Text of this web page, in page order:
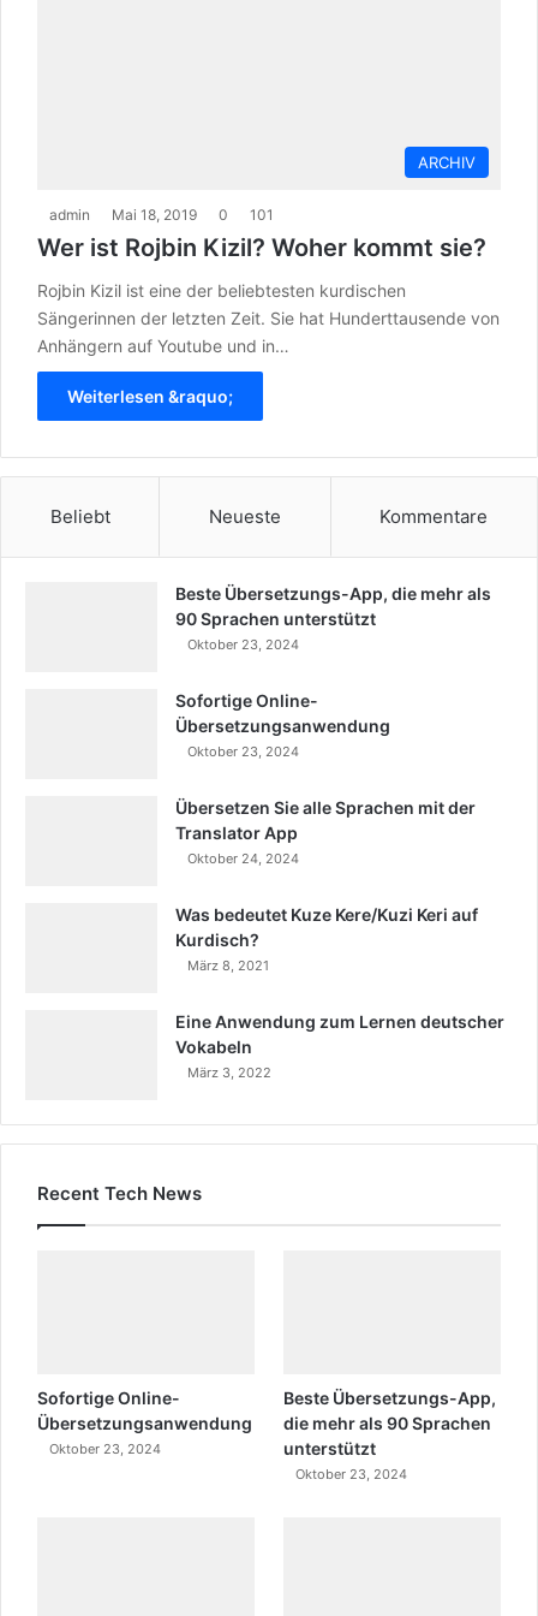
ARCHIV
admin Mai 18, 2019 0 101
Wer ist Rojbin Kizil? Woher kommt sie?
Rojbin Kizil ist eine der beliebtesten kurdischen
Sängerinnen der letzten Zeit. Sie hat Hunderttausende von
Anhängern auf Youtube und in…
Weiterlesen &raquo;
Beliebt Neueste Kommentare
Beste Übersetzungs-App, die mehr als
90 Sprachen unterstützt
Oktober 23, 2024
Sofortige Online-
Übersetzungsanwendung
Oktober 23, 2024
Übersetzen Sie alle Sprachen mit der
Translator App
Oktober 24, 2024
Was bedeutet Kuze Kere/Kuzi Keri auf
Kurdisch?
März 8, 2021
Eine Anwendung zum Lernen deutscher
Vokabeln
März 3, 2022
Recent Tech News
Sofortige Online-
Übersetzungsanwendung
Oktober 23, 2024
Beste Übersetzungs-App,
die mehr als 90 Sprachen
unterstützt
Oktober 23, 2024